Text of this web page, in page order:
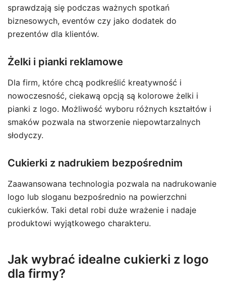
sprawdzają się podczas ważnych spotkań
biznesowych, eventów czy jako dodatek do
prezentów dla klientów.
Żelki i pianki reklamowe
Dla firm, które chcą podkreślić kreatywność i
nowoczesność, ciekawą opcją są kolorowe żelki i
pianki z logo. Możliwość wyboru różnych kształtów i
smaków pozwala na stworzenie niepowtarzalnych
słodyczy.
Cukierki z nadrukiem bezpośrednim
Zaawansowana technologia pozwala na nadrukowanie
logo lub sloganu bezpośrednio na powierzchni
cukierków. Taki detal robi duże wrażenie i nadaje
produktowi wyjątkowego charakteru.
Jak wybrać idealne cukierki z logo
dla firmy?